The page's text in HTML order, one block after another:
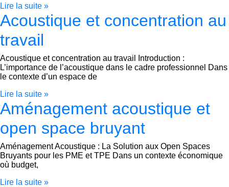
Lire la suite »
Acoustique et concentration au
travail
Acoustique et concentration au travail Introduction :
L’importance de l’acoustique dans le cadre professionnel Dans
le contexte d’un espace de
Lire la suite »
Aménagement acoustique et
open space bruyant
Aménagement Acoustique : La Solution aux Open Spaces
Bruyants pour les PME et TPE Dans un contexte économique
où budget,
Lire la suite »